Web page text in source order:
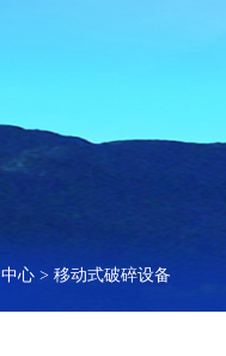
心 > 移动式破碎设备